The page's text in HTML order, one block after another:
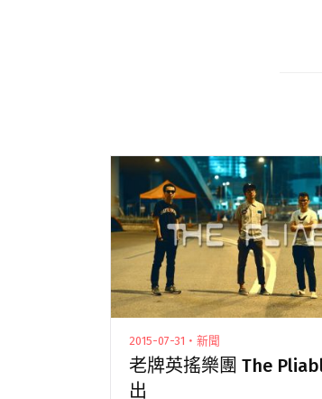
2015-07-31・新聞
老牌英搖樂團 The
出